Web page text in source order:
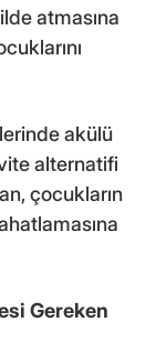
atmasına
akülü
alternatifi
çocukların
Gereken